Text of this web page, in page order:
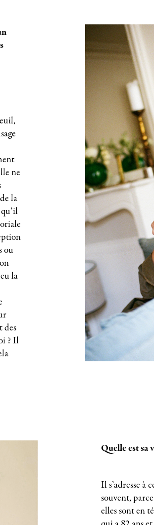
ne
la
ou
la
des
? Il
Quelle est sa
Il s’adresse à
souvent,
elles sont en